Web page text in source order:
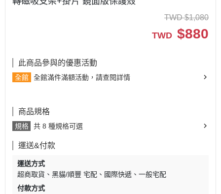
TWD $1,080
TWD $880
此商品參與的優惠活動
全館 全館滿件滿額活動，請查閱詳情
商品規格
規格 共 8 種規格可選
運送&付款
運送方式
超商取貨
黑貓/順豐 宅配 國際快遞
一般宅配
付款方式